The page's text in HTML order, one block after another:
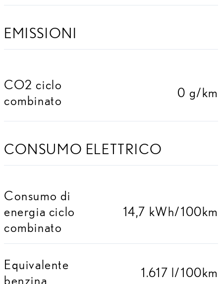
EMISSIONI
CO2 ciclo
combinato
0 g/km
CONSUMO ELETTRICO
Consumo di
energia ciclo
combinato
14,7 kWh/100km
Equivalente
benzina
1.617 l/100km